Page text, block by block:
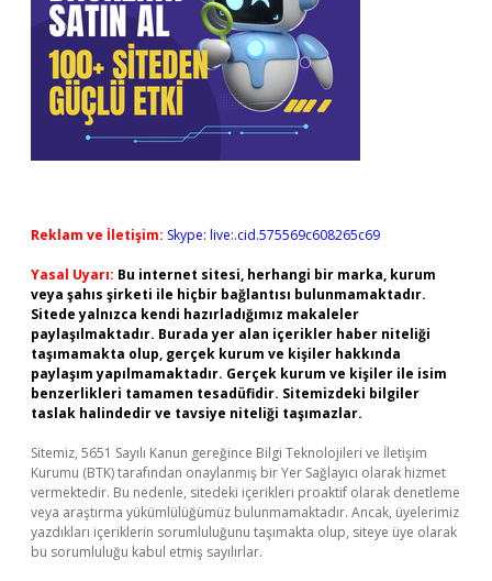
Reklam ve İletişim: Skype: live:.cid.575569c608265c69
Yasal Uyarı: Bu internet sitesi, herhangi bir marka, kurum
veya şahıs şirketi ile hiçbir bağlantısı bulunmamaktadır.
Sitede yalnızca kendi hazırladığımız makaleler
paylaşılmaktadır. Burada yer alan içerikler haber niteliği
taşımamakta olup, gerçek kurum ve kişiler hakkında
paylaşım yapılmamaktadır. Gerçek kurum ve kişiler ile isim
benzerlikleri tamamen tesadüfidir. Sitemizdeki bilgiler
taslak halindedir ve tavsiye niteliği taşımazlar.
Sitemiz, 5651 Sayılı Kanun gereğince Bilgi Teknolojileri ve İletişim
Kurumu (BTK) tarafından onaylanmış bir Yer Sağlayıcı olarak hizmet
vermektedir. Bu nedenle, sitedeki içerikleri proaktif olarak denetleme
veya araştırma yükümlülüğümüz bulunmamaktadır. Ancak, üyelerimiz
yazdıkları içeriklerin sorumluluğunu taşımakta olup, siteye üye olarak
bu sorumluluğu kabul etmiş sayılırlar.